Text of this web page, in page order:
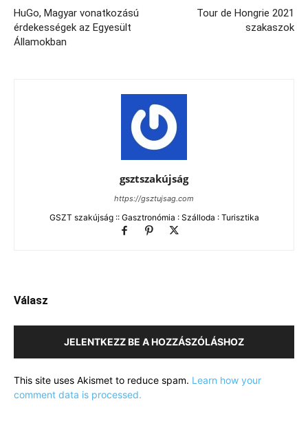
HuGo, Magyar vonatkozású
érdekességek az Egyesült
Államokban
Tour de Hongrie 2021
szakaszok
gsztszakújság
https://gsztujsag.com
GSZT szakújság :: Gasztronómia : Szálloda : Turisztika
Válasz
JELENTKEZZ BE A HOZZÁSZÓLÁSHOZ
This site uses Akismet to reduce spam. Learn how your
comment data is processed.